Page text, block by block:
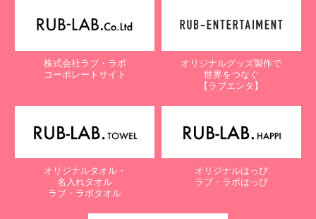
株式会社ラブ・ラボ
コーポレートサイト
オリジナルグッズ製作で
世界をつなぐ
【ラブエンタ】
オリジナルタオル・
名入れタオル
ラブ・ラボタオル
オリジナルはっぴ
ラブ・ラボはっぴ